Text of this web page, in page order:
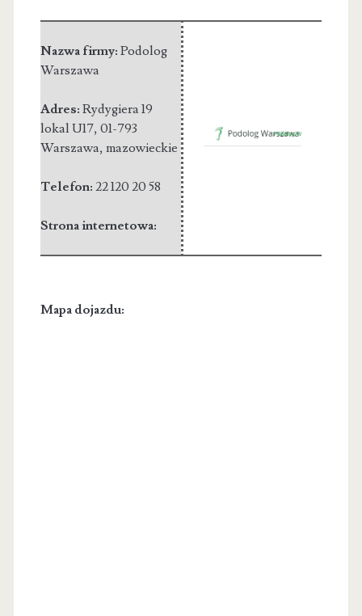
Nazwa firmy: Podolog
Warszawa
Adres: Rydygiera 19
lokal U17, 01-793
Warszawa, mazowieckie
Telefon: 22 120 20 58
Strona internetowa:
Mapa dojazdu: